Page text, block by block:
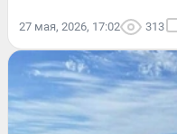
27 мая, 2026, 17:02 313